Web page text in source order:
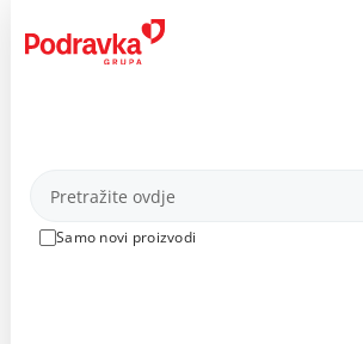
content
Proizvodi
Samo novi proizvodi